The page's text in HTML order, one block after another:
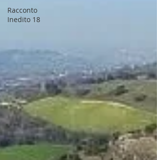
Racconto
Inedito 18